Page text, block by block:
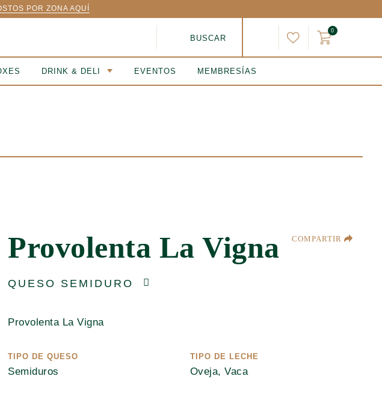
POR ZONA AQUÍ
BUSCAR
0
DRINK & DELI EVENTOS MEMBRESÍAS
Provolenta La Vigna COMPARTIR
QUESO SEMIDURO
Provolenta La Vigna
TIPO DE QUESO
Semiduros
TIPO DE LECHE
Oveja, Vaca